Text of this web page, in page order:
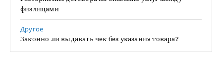
физлицами
Другое
Законно ли выдавать чек без указания товара?